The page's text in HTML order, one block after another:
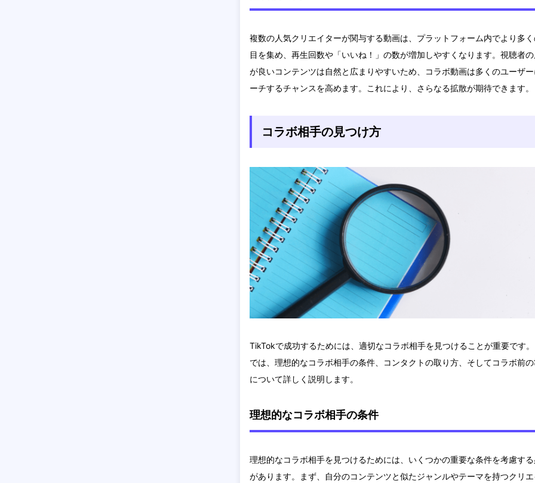
複数の人気クリエイターが関与する動画は、プラットフォーム内でより多
目を集め、再生回数や「いいね！」の数が増加しやすくなります。視聴者
が良いコンテンツは自然と広まりやすいため、コラボ動画は多くのユーザ
ーチするチャンスを高めます。これにより、さらなる拡散が期待できます。
コラボ相手の見つけ方
TikTokで成功するためには、適切なコラボ相手を見つけることが重要です
では、理想的なコラボ相手の条件、コンタクトの取り方、そしてコラボ前
について詳しく説明します。
理想的なコラボ相手の条件
理想的なコラボ相手を見つけるためには、いくつかの重要な条件を考慮す
があります。まず、自分のコンテンツと似たジャンルやテーマを持つクリ